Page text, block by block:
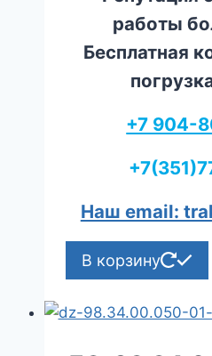
работы
Бесплатная
+7 904-
Наш email:
В корзину